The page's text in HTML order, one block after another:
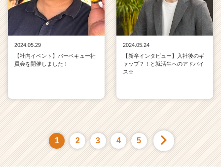
2024.05.29
【社内イベント】バーベキュー社
員会を開催しました！
2024.05.24
【新卒インタビュー】入社後のギ
ャップ？！と就活生へのアドバイ
ス☆
1 2 3 4 5